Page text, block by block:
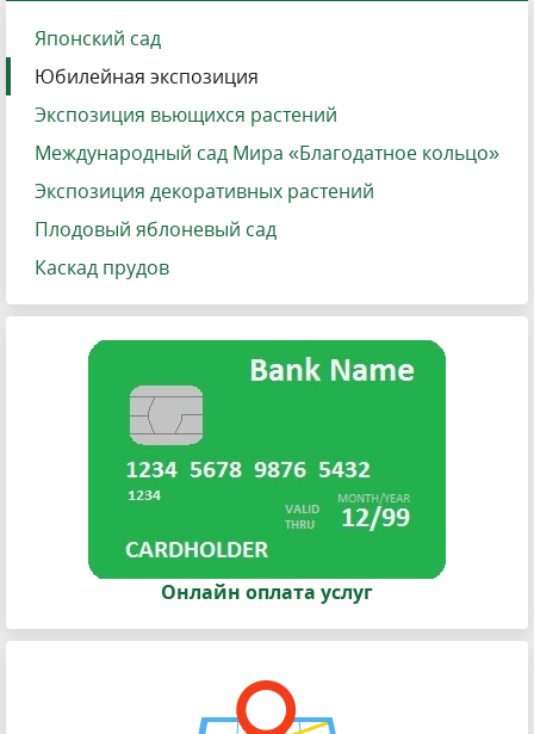
Японский сад
Юбилейная экспозиция
Экспозиция вьющихся растений
Международный сад Мира «Благодатное кольцо»
Экспозиция декоративных растений
Плодовый яблоневый сад
Каскад прудов
Онлайн оплата услуг